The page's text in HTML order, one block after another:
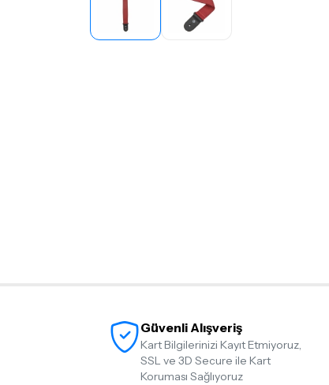
Güvenli Alışveriş
Kart Bilgilerinizi Kayıt Etmiyoruz,
SSL ve 3D Secure ile Kart
Koruması Sağlıyoruz